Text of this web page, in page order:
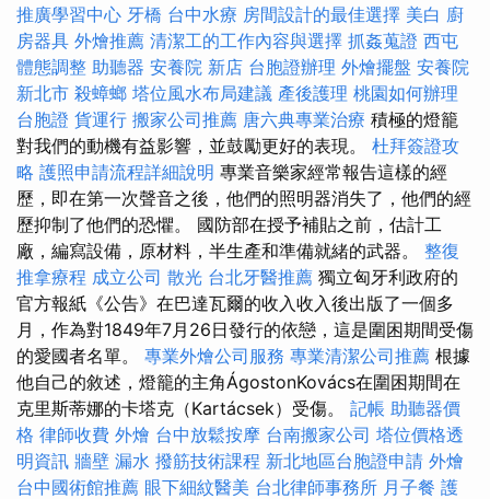
推廣學習中心 牙橋 台中水療 房間設計的最佳選擇 美白 廚
房器具 外燴推薦 清潔工的工作內容與選擇 抓姦蒐證 西屯
體態調整 助聽器 安養院 新店 台胞證辦理 外燴擺盤 安養院
新北市 殺蟑螂 塔位風水布局建議 產後護理 桃園如何辦理
台胞證 貨運行 搬家公司推薦 唐六典專業治療 積極的燈籠
對我們的動機有益影響，並鼓勵更好的表現。 杜拜簽證攻
略 護照申請流程詳細說明 專業音樂家經常報告這樣的經
歷，即在第一次聲音之後，他們的照明器消失了，他們的經
歷抑制了他們的恐懼。 國防部在授予補貼之前，估計工
廠，編寫設備，原材料，半生產和準備就緒的武器。 整復
推拿療程 成立公司 散光 台北牙醫推薦 獨立匈牙利政府的
官方報紙《公告》在巴達瓦爾的收入收入後出版了一個多
月，作為對1849年7月26日發行的依戀，這是圍困期間受傷
的愛國者名單。 專業外燴公司服務 專業清潔公司推薦 根據
他自己的敘述，燈籠的主角ÁgostonKovács在圍困期間在
克里斯蒂娜的卡塔克（Kartácsek）受傷。 記帳 助聽器價
格 律師收費 外燴 台中放鬆按摩 台南搬家公司 塔位價格透
明資訊 牆壁 漏水 撥筋技術課程 新北地區台胞證申請 外燴
台中國術館推薦 眼下細紋醫美 台北律師事務所 月子餐 護